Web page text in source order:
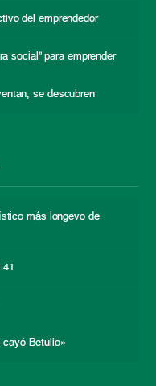
del emprendedor
social” para emprender
se descubren
más longevo de
Betulio»